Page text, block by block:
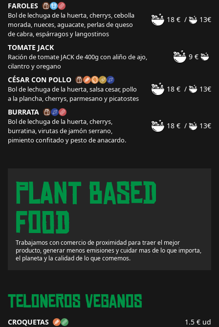
FAROLES
Bol de lechuga de la huerta, cherrys, cebolla
morada, nueces, aguacate, perlas de queso
de cabra, espárragos y langostinos
18 € / 13€
TOMATE JACK
Ración de tomate JACK de 400g con aliño de ajo,
cilantro y oregano
9 €
CÉSAR CON POLLO
Bol de lechuga de la huerta, salsa cesar, pollo
a la plancha, cherrys, parmesano y picatostes
18 € / 13€
BURRATA
Bol de lechuga de la huerta, cherrys,
burratina, virutas de jamón serrano,
pimiento confitado y pesto de anacardo.
18 € / 13€
Plant Based
Food
Trabajamos con comercio de proximidad para traer el mejor
producto, generar menos emisiones y cuidar mas de lo que importa,
el planeta y la calidad de lo que comemos.
Teloneros Veganos
CROQUETAS 1.5 € ud